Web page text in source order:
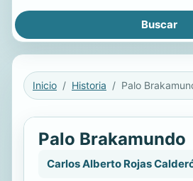
Inicio Historia Palo
Palo Brakamundo
Carlos Alberto Rojas